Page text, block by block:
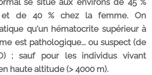
se situe aux environs de 45 %
et de 40 % chez la femme. On
qu'un hématocrite supérieur à
est pathologique... ou suspect (de
; sauf pour les individus vivant
haute altitude (> 4000 m).